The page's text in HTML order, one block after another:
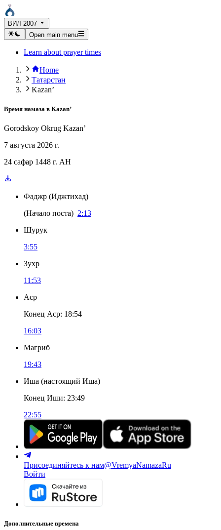
ВИЛ 2007
Open main menu
Learn about prayer times
Home
Татарстан
Kazan’
Время намаза в Kazan’
Gorodskoy Okrug Kazan’
7 августа 2026 г.
24 сафар 1448 г. AH
Фаджр (Иджтихад)
(Начало поста) 2:13
Шурук
3:55
Зухр
11:53
Аср
Конец Аср: 18:54
16:03
Магриб
19:43
Иша (настоящий Иша)
Конец Иши: 23:49
22:55
Присоединяйтесь к нам@VremyaNamazaRu
Войти
Дополнительные времена